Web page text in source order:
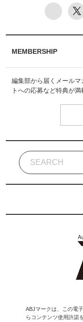
MEMBERSHIP
編集部から届くメール
トへの応募など特典が満
ABJマークは、この電
らコンテンツ使用許諾